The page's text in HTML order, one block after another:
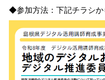
◆参加方法：下記チラシか